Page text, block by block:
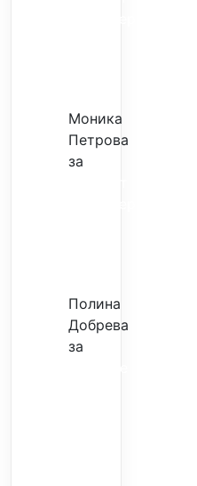
Моника
Петрова
за
Полина
Добрева
за